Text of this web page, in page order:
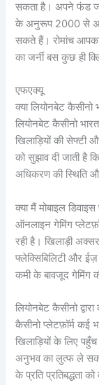
सकता है। अपने फंड
के अनुरूप 2000 से
सकते हैं। रोमांच आपका
का जर्नी बस कुछ ही
एफएक्यू
क्या लियोनबेट कैसीनो
लियोनबेट कैसीनो
खिलाड़ियों की सेफ्टी
को सुझाव दी जाती है
अधिकरण की स्थिति
क्या मैं मोबाइल
ऑनलाइन गेमिंग
रही है। खिलाड़ी
फ्लेक्सिबिलिटी और
कमी के बावजूद गेमिंग
लियोनबेट कैसीनो
कैसीनो प्लेटफ़ॉर्म कई
खिलाड़ियों के लिए
अनुभव का लुत्फ ले
के प्रति प्रतिबद्धता